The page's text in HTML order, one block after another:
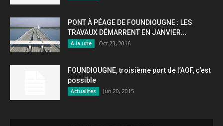
PONT À PÉAGE DE FOUNDIOUGNE : LES
TRAVAUX DÉMARRENT EN JANVIER...
A la une Oct 23, 2016
FOUNDIOUGNE, troisième port de l’AOF, c’est
possible
Actualites Jun 20, 2015